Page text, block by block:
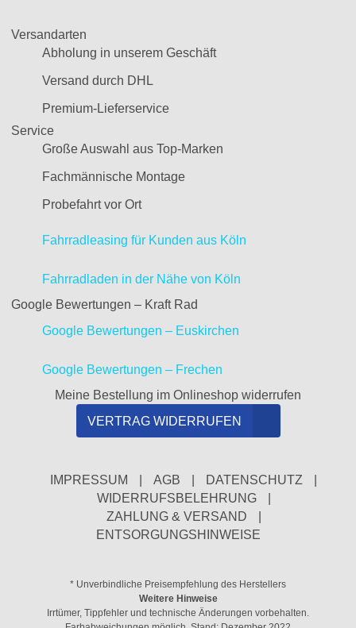
Versandarten
Abholung in unserem Geschäft
Versand durch DHL
Premium-Lieferservice
Service
Große Auswahl aus Top-Marken
Fachmännische Montage
Probefahrt vor Ort
Fahrradleasing für Kunden aus Köln
Fahrradladen in der Nähe von Köln
Google Bewertungen – Kraft Rad
Google Bewertungen – Euskirchen
Google Bewertungen – Frechen
Meine Bestellung im Onlineshop widerrufen
VERTRAG WIDERRUFEN
IMPRESSUM AGB DATENSCHUTZ
WIDERRUFSBELEHRUNG
ZAHLUNG & VERSAND
ENTSORGUNGSHINWEISE
* Unverbindliche Preisempfehlung des Herstellers
Weitere Hinweise
Irrtümer, Tippfehler und technische Änderungen vorbehalten.